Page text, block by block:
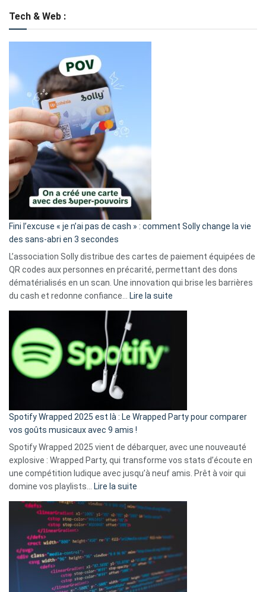
Tech & Web :
Fini l’excuse « je n’ai pas de cash » : comment Solly change la vie
des sans-abri en 3 secondes
L’association Solly distribue des cartes de paiement équipées de
QR codes aux personnes en précarité, permettant des dons
dématérialisés en un scan. Une innovation qui brise les barrières
du cash et redonne confiance…
Lire la suite
»
Solly
change
la
des
3
secondes
Spotify Wrapped 2025 est là : Le Wrapped Party pour comparer
vos goûts musicaux avec 9 amis !
Spotify Wrapped 2025 vient de débarquer, avec une nouveauté
explosive : Wrapped Party, qui transforme vos stats d’écoute en
une compétition ludique avec jusqu’à neuf amis. Prêt à voir qui
domine vos playlists…
Lire la suite
Wrapped
est
là
:
Le